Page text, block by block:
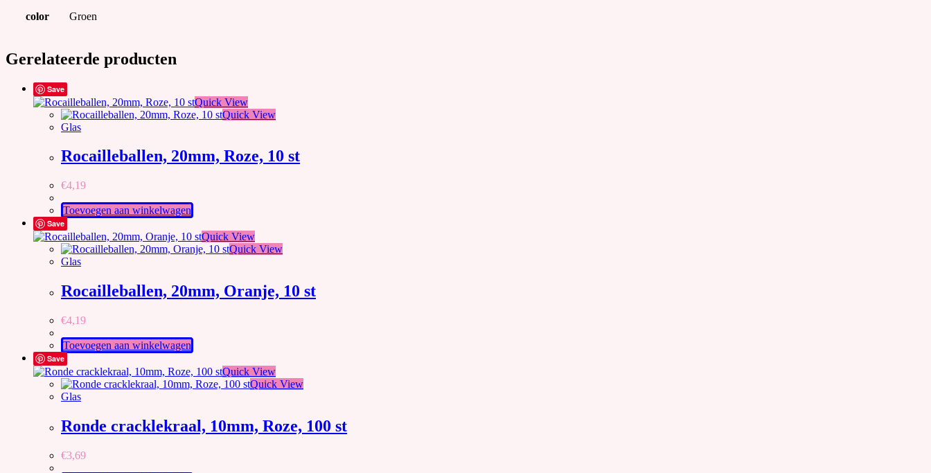
color Groen
Gerelateerde producten
Save
Quick View
Quick View
Glas
Rocailleballen, 20mm, Roze, 10 st
€4,19
Toevoegen aan winkelwagen
Save
Quick View
Quick View
Glas
Rocailleballen, 20mm, Oranje, 10 st
€4,19
Toevoegen aan winkelwagen
Save
Quick View
Quick View
Glas
Ronde cracklekraal, 10mm, Roze, 100 st
€3,69